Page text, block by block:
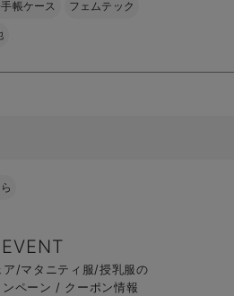
帳ケース フェムテック
EVENT
ア/マタニティ服/授乳服の
ペーン / クーポン情報